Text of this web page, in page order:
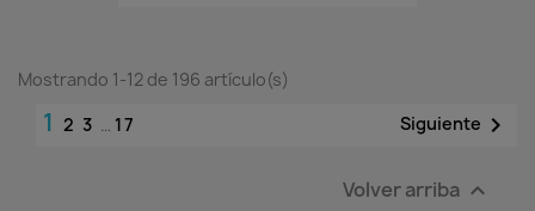
Mostrando 1-12 de 196 artículo(s)
1 2 3 17 Siguiente 
Volver arriba 